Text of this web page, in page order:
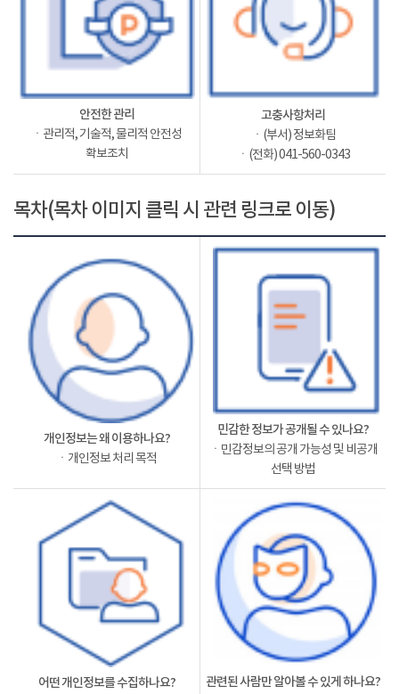
안전한 관리
ㆍ관리적, 기술적, 물리적 안전성
확보조치
고충사항처리
ㆍ(부서) 정보화팀
ㆍ(전화) 041-560-0343
목차(목차 이미지 클릭 시 관련 링크로 이동)
개인정보는 왜 이용하나요?
ㆍ개인정보 처리 목적
민감한 정보가 공개될 수 있나요?
ㆍ민감정보의 공개 가능성 및 비공개
선택 방법
어떤 개인정보를 수집하나요? 관련된 사람만 알아볼 수 있게 하나요?